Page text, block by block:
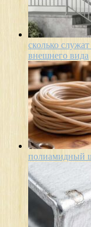
сколько
внешнего вида
полиамидный